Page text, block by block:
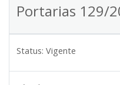
Portarias 129/
Status: Vigente